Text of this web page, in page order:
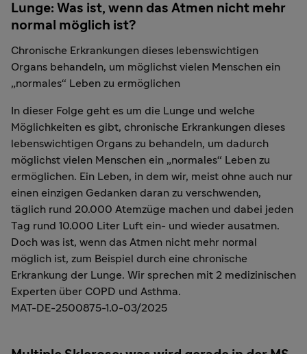
Lunge: Was ist, wenn das Atmen nicht mehr
normal möglich ist?
Chronische Erkrankungen dieses lebenswichtigen
Organs behandeln, um möglichst vielen Menschen ein
„normales“ Leben zu ermöglichen
In dieser Folge geht es um die Lunge und welche
Möglichkeiten es gibt, chronische Erkrankungen dieses
lebenswichtigen Organs zu behandeln, um dadurch
möglichst vielen Menschen ein „normales“ Leben zu
ermöglichen. Ein Leben, in dem wir, meist ohne auch nur
einen einzigen Gedanken daran zu verschwenden,
täglich rund 20.000 Atemzüge machen und dabei jeden
Tag rund 10.000 Liter Luft ein- und wieder ausatmen.
Doch was ist, wenn das Atmen nicht mehr normal
möglich ist, zum Beispiel durch eine chronische
Erkrankung der Lunge. Wir sprechen mit 2 medizinischen
Experten über COPD und Asthma.
MAT-DE-2500875-1.0-03/2025